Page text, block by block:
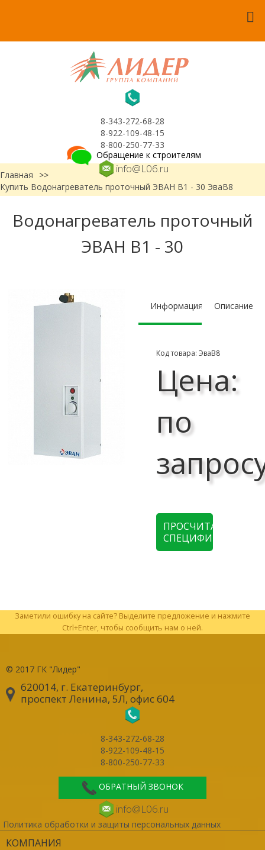
8-343-272-68-28
8-922-109-48-15
8-800-250-77-33
info@L06.ru
Обращение к строителям
Главная
>>
Купить Водонагреватель проточный ЭВАН В1 - 30 ЭваВ8
Водонагреватель проточный
ЭВАН В1 - 30
Информация Описание
Код товара: ЭваВ8
Цена:
по
ПРОСЧИТАТЬ
СПЕЦИФИКАЦИЮ
Заметили ошибку на сайте? Выделите предложение и нажмите
Ctrl+Enter, чтобы сообщить нам о ней.
© 2017 ГК "Лидер"
620014, г. Екатеринбург,
проспект Ленина, 5Л, офис 604
8-343-272-68-28
8-922-109-48-15
8-800-250-77-33
ОБРАТНЫЙ ЗВОНОК
info@L06.ru
Политика обработки и защиты персональных данных
КОМПАНИЯ